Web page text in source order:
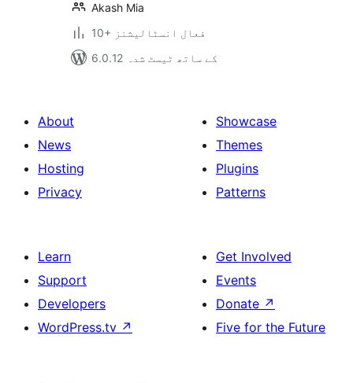
Akash Mia
10+ فعال انسٹالیشنز
6.0.12 کے ساتھ ٹیسٹ شدہ
About
News
Hosting
Privacy
Showcase
Themes
Plugins
Patterns
Learn
Support
Developers
WordPress.tv ↗
Get Involved
Events
Donate ↗
Five for the Future